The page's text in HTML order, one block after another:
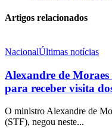
Artigos relacionados
NacionalÚltimas notícias
Alexandre de
para receber visita
O ministro Alexandre de
(STF), negou neste...